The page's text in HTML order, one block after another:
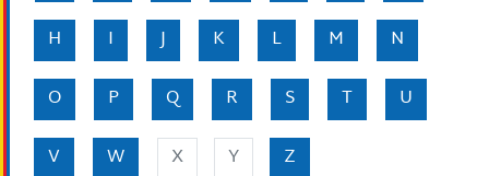
H
I J K L M
N
O
P Q R S T
U
V
W X Y Z